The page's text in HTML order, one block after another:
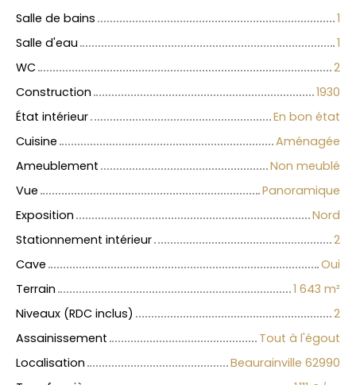
Salle de bains
1
Salle d'eau
1
WC
2
Construction
1930
État intérieur
En bon état
Cuisine
Aménagée
Ameublement
Non meublé
Vue
Panoramique
Exposition
Nord
Stationnement intérieur
2
Cave
Oui
Terrain
1 643 m²
Niveaux (RDC inclus)
2
Assainissement
Tout à l'égout
Localisation
Beaurainville 62990